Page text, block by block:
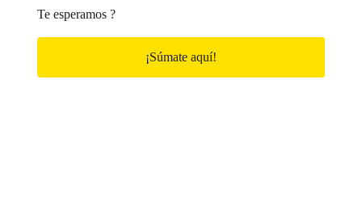
Te esperamos ?
¡Súmate aquí!